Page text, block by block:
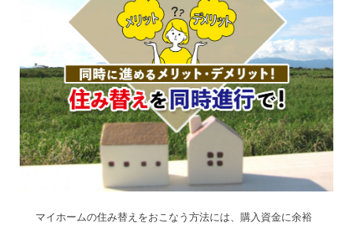
マイホームの住み替えをおこなう方法には、購入資金に余裕